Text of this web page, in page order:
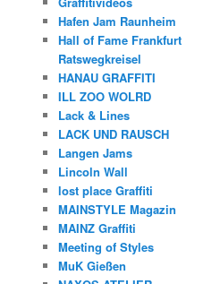
Hafen Jam Raunheim
Hall of Fame Frankfurt
Ratswegkreisel
HANAU GRAFFITI
ILL ZOO WOLRD
Lack & Lines
LACK UND RAUSCH
Langen Jams
Lincoln Wall
lost place Graffiti
MAINSTYLE Magazin
MAINZ Graffiti
Meeting of Styles
MuK Gießen